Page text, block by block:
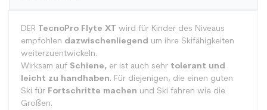
DER TecnoPro Flyte XT wird für Kinder des Niveaus
empfohlen dazwischenliegend um ihre Skifähigkeiten
weiterzuentwickeln.
Wirksam auf Schiene, er ist auch sehr tolerant und
leicht zu handhaben. Für diejenigen, die einen guten
Ski für Fortschritte machen und Ski fahren wie die
Großen.